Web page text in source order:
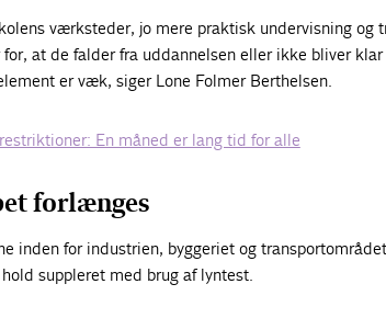
værksteder, jo mere praktisk undervisning og
at de falder fra uddannelsen eller ikke bliver
er væk, siger Lone Folmer Berthelsen.
En måned er lang tid for alle
forlænges
inden for industrien, byggeriet og transportområdet
suppleret med brug af lyntest.